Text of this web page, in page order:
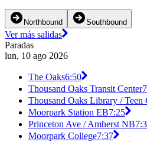
Northbound Southbound
Ver más salidas
Paradas
lun, 10 ago 2026
The Oaks6:50
Thousand Oaks Transit Center
Thousand Oaks Library / Teen
Moorpark Station EB7:25
Princeton Ave / Amherst NB
Moorpark College7:37